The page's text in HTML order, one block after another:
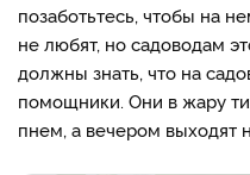
позаботьтесь, чтобы на
не любят, но садоводам
должны знать, что на
помощники. Они в жару
пнем, а вечером выходят